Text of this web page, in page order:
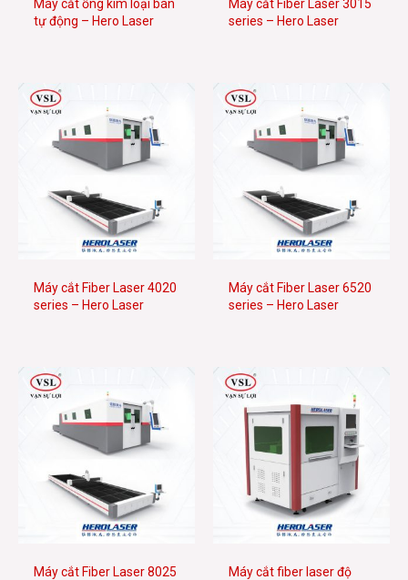
Máy cắt ống kim loại bán
tự động – Hero Laser
Máy cắt Fiber Laser 3015
series – Hero Laser
Máy cắt Fiber Laser 4020
series – Hero Laser
Máy cắt Fiber Laser 6520
series – Hero Laser
Máy cắt Fiber Laser 8025
Máy cắt fiber laser độ